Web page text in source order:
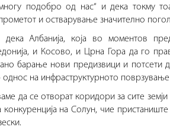
подобро од нас“ и дека токму
и остварување значително
Албанија, која во моментов
и Косово, и Црна Гора да го
барање нови предизвици и потсети
на инфраструктурното
да се отворат коридори за сите
конкуренција на Солун, чие